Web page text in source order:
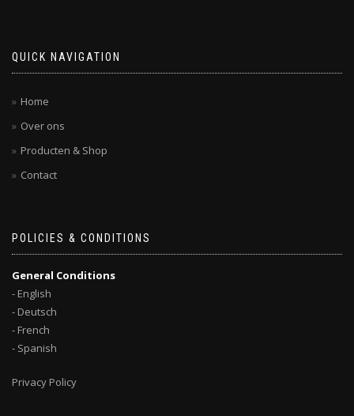
QUICK NAVIGATION
Home
Over ons
Producten & Shop
Contact
POLICIES & CONDITIONS
General Conditions
- English
- Deutsch
- French
- Spanish
Privacy Policy